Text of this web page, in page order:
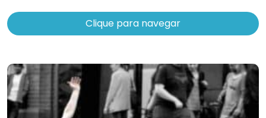
Clique para navegar